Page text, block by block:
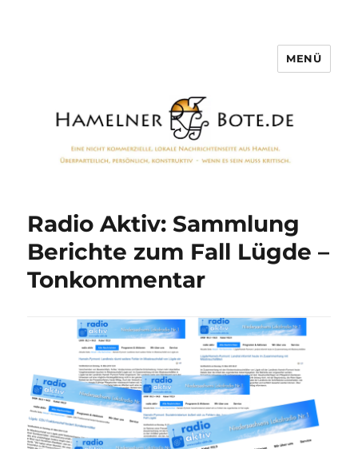
MENÜ
Radio Aktiv: Sammlung
Berichte zum Fall Lügde –
Tonkommentar